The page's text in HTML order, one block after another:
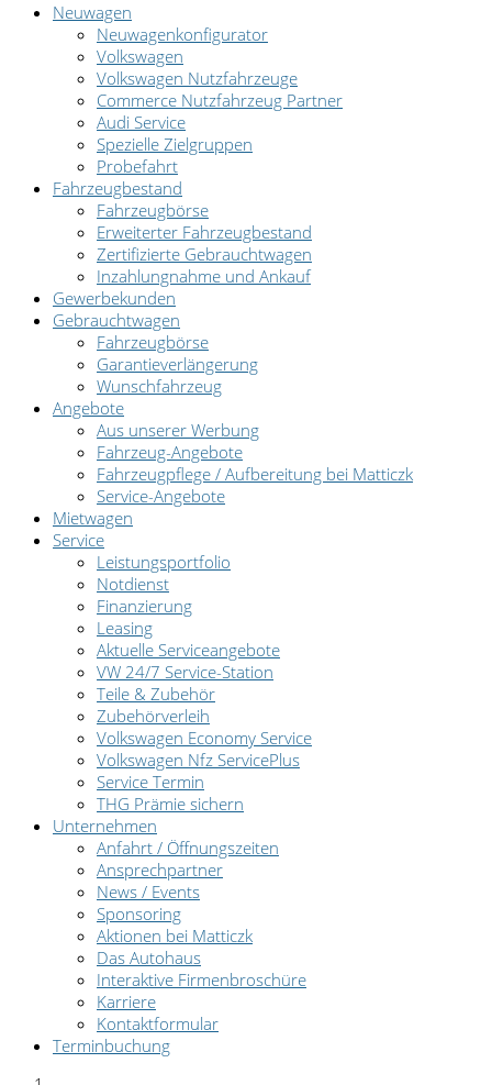
Neuwagen
Neuwagenkonfigurator
Volkswagen
Volkswagen Nutzfahrzeuge
Commerce Nutzfahrzeug Partner
Audi Service
Spezielle Zielgruppen
Probefahrt
Fahrzeugbestand
Fahrzeugbörse
Erweiterter Fahrzeugbestand
Zertifizierte Gebrauchtwagen
Inzahlungnahme und Ankauf
Gewerbekunden
Gebrauchtwagen
Fahrzeugbörse
Garantieverlängerung
Wunschfahrzeug
Angebote
Aus unserer Werbung
Fahrzeug-Angebote
Fahrzeugpflege / Aufbereitung bei Matticzk
Service-Angebote
Mietwagen
Service
Leistungsportfolio
Notdienst
Finanzierung
Leasing
Aktuelle Serviceangebote
VW 24/7 Service-Station
Teile & Zubehör
Zubehörverleih
Volkswagen Economy Service
Volkswagen Nfz ServicePlus
Service Termin
THG Prämie sichern
Unternehmen
Anfahrt / Öffnungszeiten
Ansprechpartner
News / Events
Sponsoring
Aktionen bei Matticzk
Das Autohaus
Interaktive Firmenbroschüre
Karriere
Kontaktformular
Terminbuchung